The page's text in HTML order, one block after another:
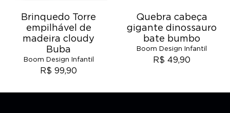
Brinquedo Torre
empilhável de
madeira cloudy
Buba
Boom Design Infantil
R$ 99,90
Quebra cabeça
gigante dinossauro
bate bumbo
Boom Design Infantil
R$ 49,90